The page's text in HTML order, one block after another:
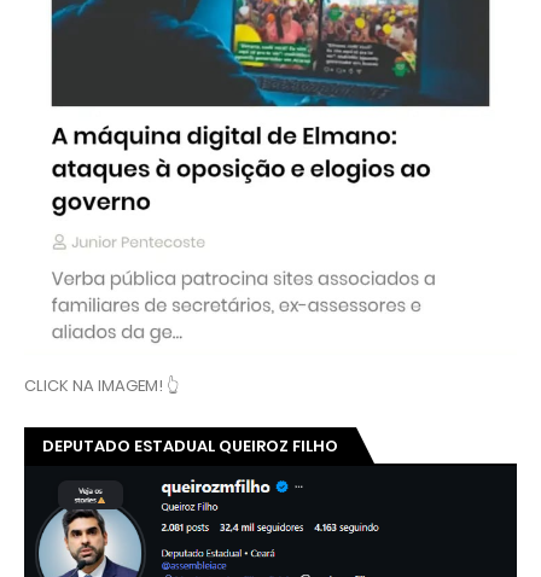
CLICK NA IMAGEM! 👆
DEPUTADO ESTADUAL QUEIROZ FILHO